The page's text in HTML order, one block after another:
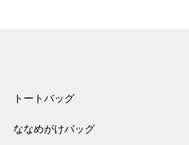
トートバッグ
ななめがけバッグ